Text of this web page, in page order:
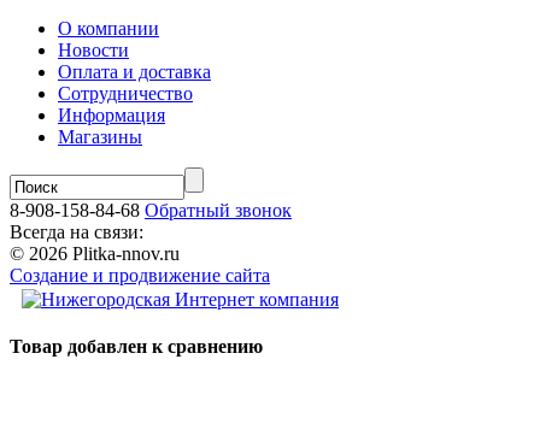
О компании
Новости
Оплата и доставка
Сотрудничество
Информация
Магазины
8-908-158-84-68 Обратный звонок
Всегда на связи:
© 2026 Plitka-nnov.ru
Создание и продвижение сайта
Товар добавлен к сравнению